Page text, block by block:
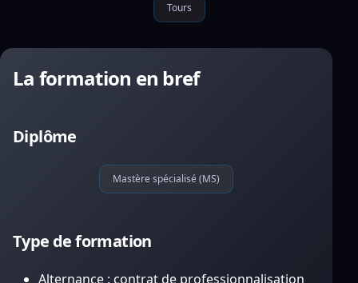
Tours
La formation en bref
Diplôme
Mastère spécialisé (MS)
Type de formation
Alternance : contrat de professionnalisation